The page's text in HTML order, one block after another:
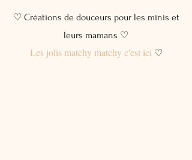
♡ Créations de douceurs pour les minis et
leurs mamans ♡
Les jolis matchy matchy c'est ici♡